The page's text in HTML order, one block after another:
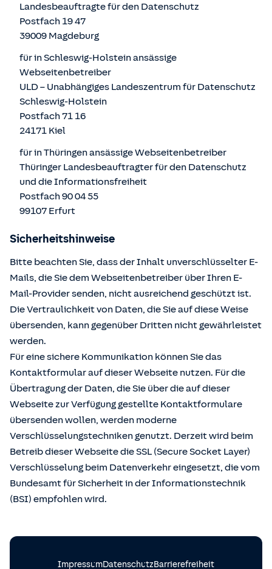
Landesbeauftragte für den Datenschutz
Postfach 19 47
39009 Magdeburg
für in Schleswig-Holstein ansässige
Webseitenbetreiber
ULD – Unabhängiges Landeszentrum für Datenschutz
Schleswig-Holstein
Postfach 71 16
24171 Kiel
für in Thüringen ansässige Webseitenbetreiber
Thüringer Landesbeauftragter für den Datenschutz
und die Informationsfreiheit
Postfach 90 04 55
99107 Erfurt
Sicherheitshinweise
Bitte beachten Sie, dass der Inhalt unverschlüsselter E-
Mails, die Sie dem Webseitenbetreiber über Ihren E-
Mail-Provider senden, nicht ausreichend geschützt ist.
Die Vertraulichkeit von Daten, die Sie auf diese Weise
übersenden, kann gegenüber Dritten nicht gewährleistet
werden.
Für eine sichere Kommunikation können Sie das
Kontaktformular auf dieser Webseite nutzen. Für die
Übertragung der Daten, die Sie über die auf dieser
Webseite zur Verfügung gestellte Kontaktformulare
übersenden wollen, werden moderne
Verschlüsselungstechniken genutzt. Derzeit wird beim
Betreib dieser Webseite die SSL (Secure Socket Layer)
Verschlüsselung beim Datenverkehr eingesetzt, die vom
Bundesamt für Sicherheit in der Informationstechnik
(BSI) empfohlen wird.
ImpressumDatenschutzBarrierefreiheit